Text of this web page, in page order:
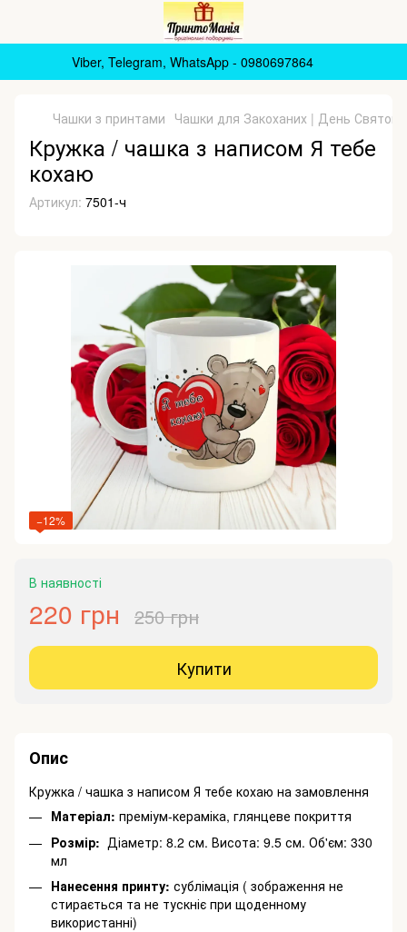
Viber, Telegram, WhatsApp - 0980697864
Чашки з принтами Чашки для Закоханих | День
Кружка / чашка з написом Я тебе
кохаю
Артикул: 7501-ч
−12%
В наявності
220 грн 250 грн
Купити
Опис
Кружка / чашка з написом Я тебе кохаю на замовлення
Матеріал: преміум-кераміка, глянцеве покриття
Розмір: Діаметр: 8.2 см. Висота: 9.5 см. Об'єм: 330
мл
Нанесення принту: сублімація ( зображення не
стирається та не тускніє при щоденному
використанні)